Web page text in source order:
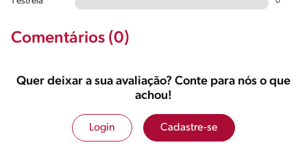
Comentários (0)
Quer deixar a sua avaliação? Conte para nós o que
achou!
Login Cadastre-se